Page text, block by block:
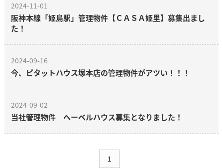
2024-11-01
阪神本線「姫島駅」管理物件【ＣＡＳＡ姫里】募集出まし
た！
2024-09-16
今、ピタットハウス塚本店の管理物件がアツい！！！
2024-09-02
当社管理物件 ヘーベルハウス募集となりました！
1